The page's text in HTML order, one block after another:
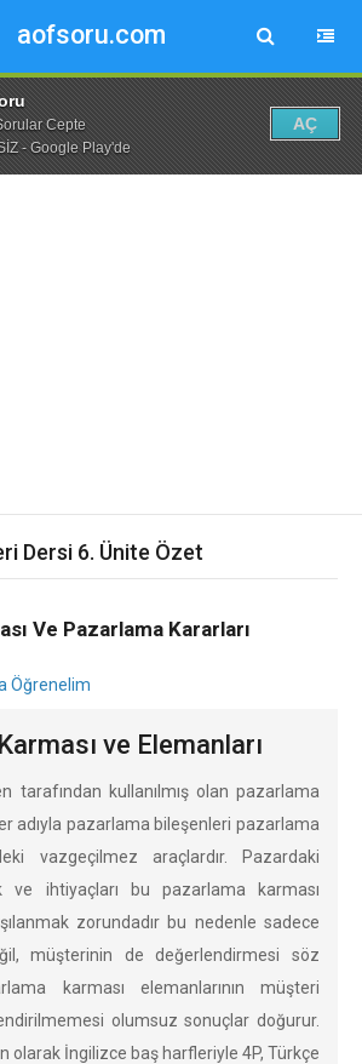
aofsoru.com
Cepte
- Google Play'de
AÇ
Dersi 6. Ünite Özet
Ve Pazarlama Kararları
Öğrenelim
ve Elemanları
tarafından kullanılmış olan pazarlama
adıyla pazarlama bileşenleri pazarlama
vazgeçilmez araçlardır. Pazardaki
ve ihtiyaçları bu pazarlama karması
zorundadır bu nedenle sadece
müşterinin de değerlendirmesi söz
karması elemanlarının müşteri
olumsuz sonuçlar doğurur.
olarak İngilizce baş harfleriyle 4P, Türkçe